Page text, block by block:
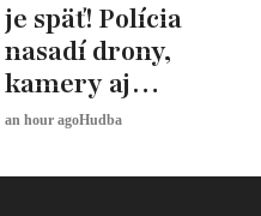
je späť! Polícia
nasadí drony,
kamery aj
desiatky hliadok
an hour agoHudba